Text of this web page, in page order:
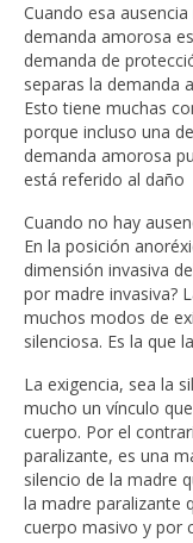
Cuando esa
demanda amorosa
demanda de
separas la demanda
Esto tiene muchas
porque incluso una
demanda amorosa
está referido al daño
Cuando no hay
En la posición
dimensión invasiva
por madre invasiva?
muchos modos de
silenciosa. Es la que
La exigencia, sea la
mucho un vínculo
cuerpo. Por el
paralizante, es una
silencio de la madre
la madre paralizante
cuerpo masivo y por